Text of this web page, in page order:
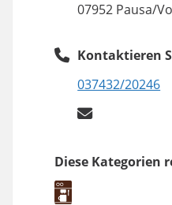
07952 Pausa/
Kontaktieren
037432/20246
Diese Kategorien